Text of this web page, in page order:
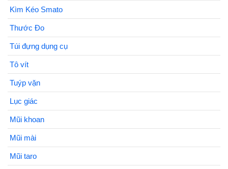
Kìm Kéo Smato
Thước Đo
Túi đựng dụng cụ
Tô vít
Tuýp vặn
Lục giác
Mũi khoan
Mũi mài
Mũi taro